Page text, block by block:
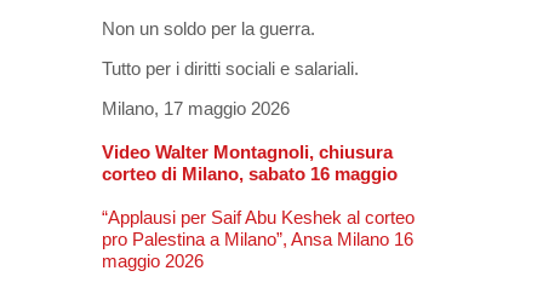
Non un soldo per la guerra.
Tutto per i diritti sociali e salariali.
Milano, 17 maggio 2026
Video Walter Montagnoli, chiusura
corteo di Milano, sabato 16 maggio
“Applausi per Saif Abu Keshek al corteo
pro Palestina a Milano”, Ansa Milano 16
maggio 2026